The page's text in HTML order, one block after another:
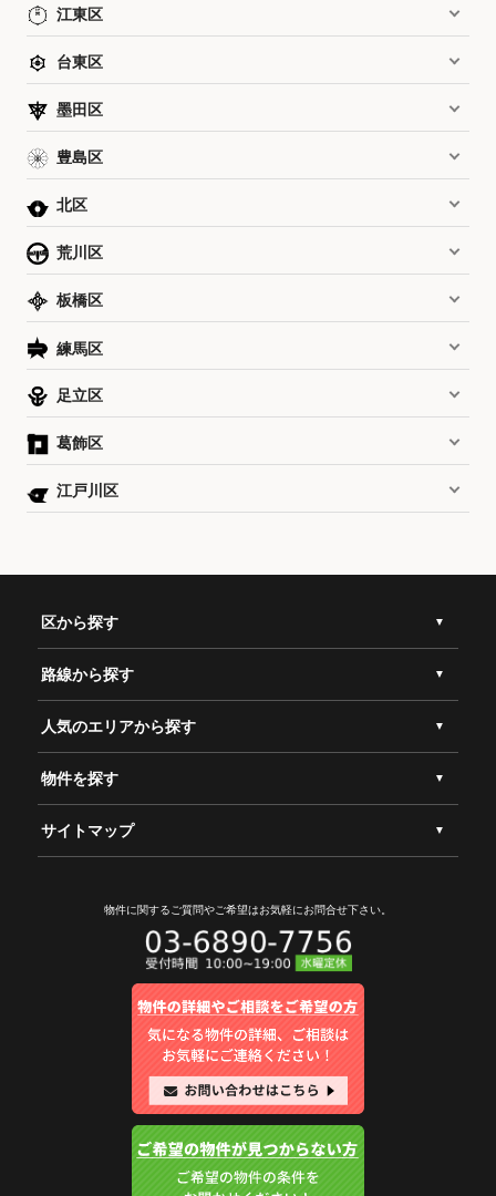
江東区
台東区
墨田区
豊島区
北区
荒川区
板橋区
練馬区
足立区
葛飾区
江戸川区
区から探す
路線から探す
人気のエリアから探す
物件を探す
サイトマップ
物件に関するご質問やご希望はお気軽にお問合せ下さい。